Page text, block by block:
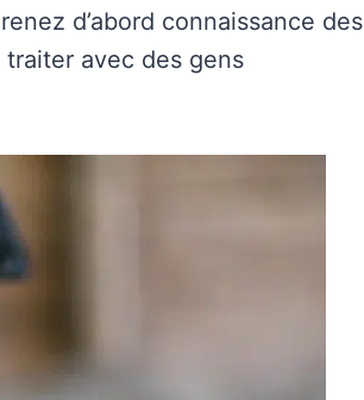
d’abord connaissance des
avec des gens